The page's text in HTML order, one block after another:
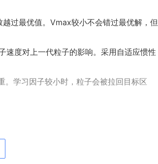
过最优值。Vmax较小不会错过最优解，但
速度对上一代粒子的影响。采用自适应惯性
。学习因子较小时，粒子会被拉回目标区
阵列系统的输出总功率，粒子的位置表示光